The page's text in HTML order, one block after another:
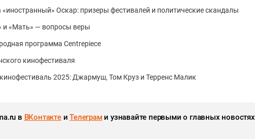
Оскар: призеры фестивалей и политические скандалы
и «Мать» — вопросы веры
программа Centrepiece
кинофестиваля
2025: Джармуш, Том Круз и Терренс Малик
в ВКонтактеиТелеграми узнавайте первыми о главных новостях